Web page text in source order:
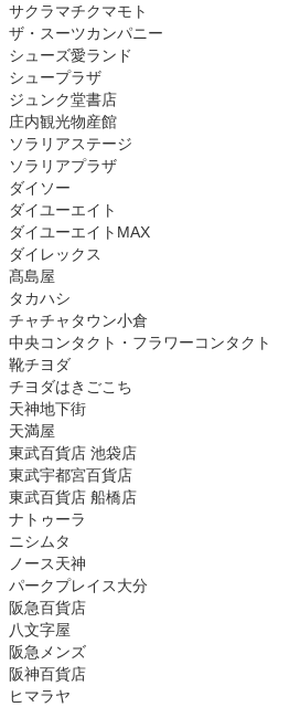
サクラマチクマモト
ザ・スーツカンパニー
シューズ愛ランド
シュープラザ
ジュンク堂書店
庄内観光物産館
ソラリアステージ
ソラリアプラザ
ダイソー
ダイユーエイト
ダイユーエイトMAX
ダイレックス
髙島屋
タカハシ
チャチャタウン小倉
中央コンタクト・フラワーコンタクト
靴チヨダ
チヨダはきごこち
天神地下街
天満屋
東武百貨店 池袋店
東武宇都宮百貨店
東武百貨店 船橋店
ナトゥーラ
ニシムタ
ノース天神
パークプレイス大分
阪急百貨店
八文字屋
阪急メンズ
阪神百貨店
ヒマラヤ